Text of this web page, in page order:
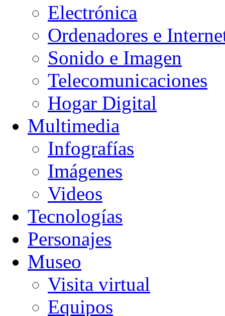
Electrónica
Ordenadores e
Sonido e Imagen
Telecomunicaciones
Hogar Digital
Multimedia
Infografías
Imágenes
Videos
Tecnologías
Personajes
Museo
Visita virtual
Equipos